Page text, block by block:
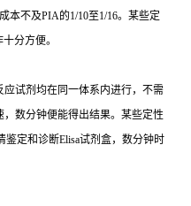
本不及PIA的1/10至1/16。某些定
分方便。
试剂均在同一体系内进行，不需
数分钟便能得出结果。某些定性
鉴定和诊断Elisa试剂盒，数分钟时